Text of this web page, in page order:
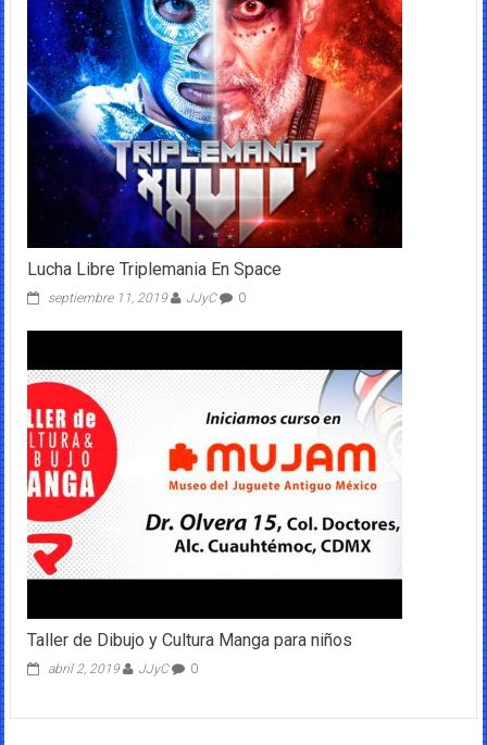
Lucha Libre Triplemania En Space
septiembre 11, 2019 JJyC 0
Taller de Dibujo y Cultura Manga para niños
abril 2, 2019 JJyC 0